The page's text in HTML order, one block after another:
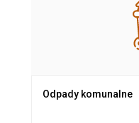
Odpady komunalne